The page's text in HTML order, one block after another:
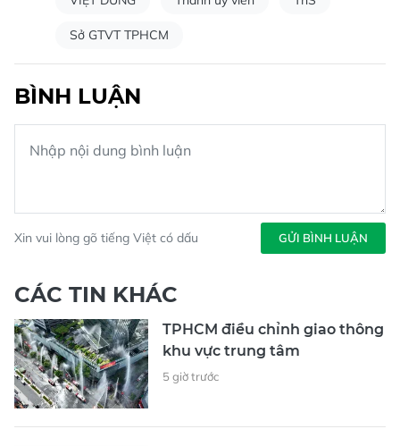
Sở GTVT TPHCM
BÌNH LUẬN
Xin vui lòng gõ tiếng Việt có dấu GỬI BÌNH LUẬN
CÁC TIN KHÁC
TPHCM điều chỉnh giao thông
khu vực trung tâm
5 giờ trước